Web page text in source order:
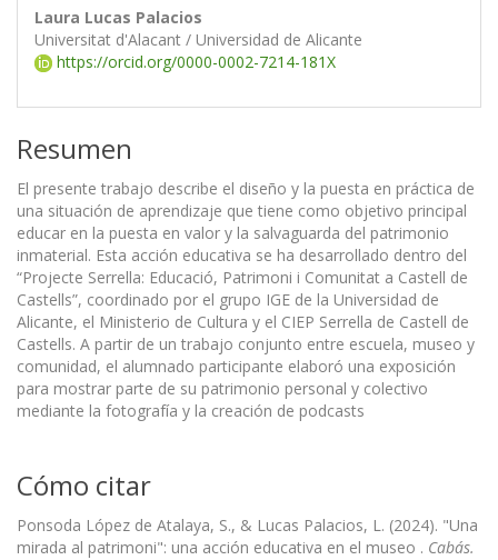
Laura Lucas Palacios
Universitat d'Alacant / Universidad de Alicante
https://orcid.org/0000-0002-7214-181X
Resumen
El presente trabajo describe el diseño y la puesta en práctica de
una situación de aprendizaje que tiene como objetivo principal
educar en la puesta en valor y la salvaguarda del patrimonio
inmaterial. Esta acción educativa se ha desarrollado dentro del
“Projecte Serrella: Educació, Patrimoni i Comunitat a Castell de
Castells”, coordinado por el grupo IGE de la Universidad de
Alicante, el Ministerio de Cultura y el CIEP Serrella de Castell de
Castells. A partir de un trabajo conjunto entre escuela, museo y
comunidad, el alumnado participante elaboró una exposición
para mostrar parte de su patrimonio personal y colectivo
mediante la fotografía y la creación de podcasts
Cómo citar
Ponsoda López de Atalaya, S., & Lucas Palacios, L. (2024). "Una
mirada al patrimoni": una acción educativa en el museo . Cabás.